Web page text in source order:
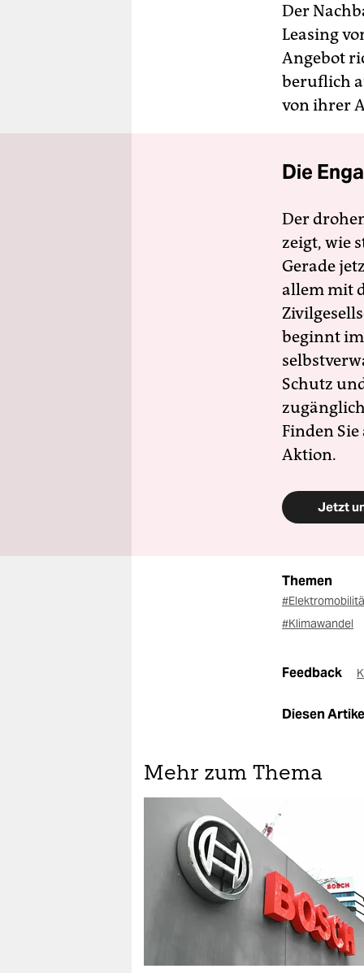
Der
Leasing
Angebot
beruflich
von ihrer
Die
Der
zeigt, wie
Gerade
allem mit
beginnt
Schutz
Finden
Aktion.
Jetzt
Themen
#Klimawandel
Feedback
Diesen
Mehr zum Thema